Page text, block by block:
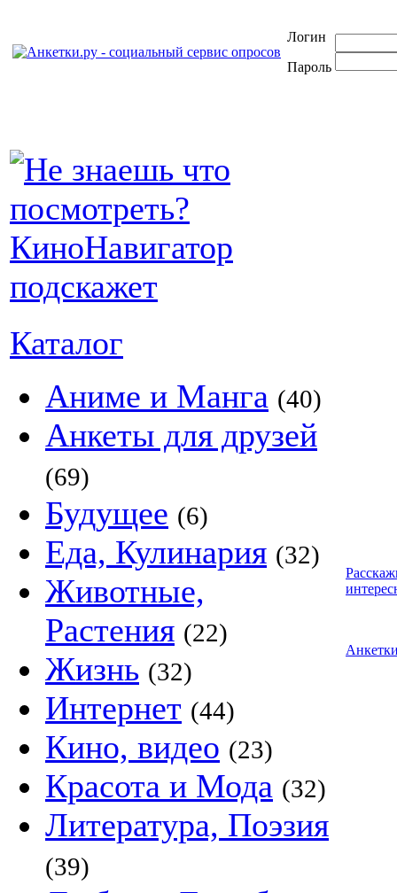
Логин
Пароль
Каталог
Аниме и Манга (40)
Анкеты для друзей
(69)
Будущее (6)
Еда, Кулинария (32)
Животные,
Растения (22)
Жизнь (32)
Интернет (44)
Кино, видео (23)
Красота и Мода (32)
Литература, Поэзия
(39)